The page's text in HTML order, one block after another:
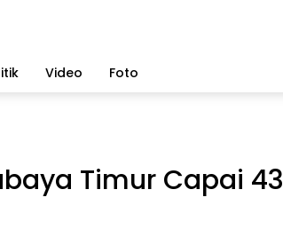
Video Foto
Timur Capai 43